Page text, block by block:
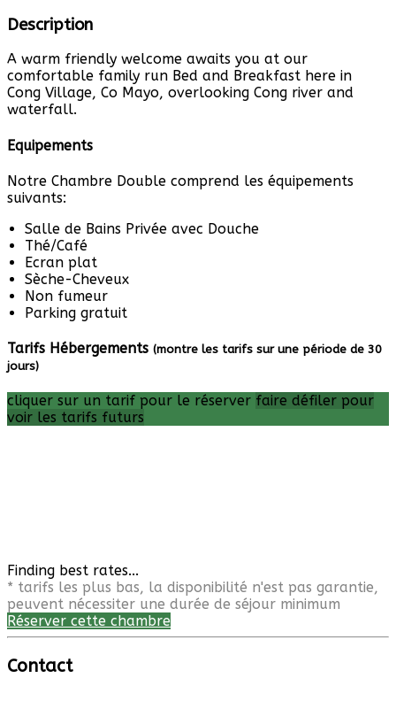
Description
A warm friendly welcome awaits you at our
comfortable family run Bed and Breakfast here in
Cong Village, Co Mayo, overlooking Cong river and
waterfall.
Equipements
Notre Chambre Double comprend les équipements
suivants:
Salle de Bains Privée avec Douche
Thé/Café
Ecran plat
Sèche-Cheveux
Non fumeur
Parking gratuit
Tarifs Hébergements (montre les tarifs sur une période de 30
jours)
cliquer sur un tarif pour le réserver faire défiler pour
voir les tarifs futurs
Finding best rates...
* tarifs les plus bas, la disponibilité n'est pas garantie,
peuvent nécessiter une durée de séjour minimum
Réserver cette chambre
Contact